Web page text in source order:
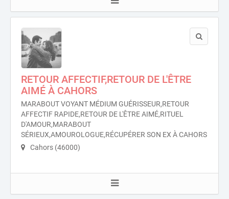
RETOUR AFFECTIF,RETOUR DE L'ÊTRE
AIMÉ À CAHORS
MARABOUT VOYANT MÉDIUM GUÉRISSEUR,RETOUR
AFFECTIF RAPIDE,RETOUR DE L'ÊTRE AIMÉ,RITUEL
D'AMOUR,MARABOUT
SÉRIEUX,AMOUROLOGUE,RÉCUPÉRER SON EX À CAHORS
Cahors (46000)